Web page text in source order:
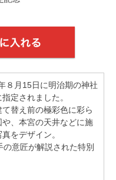
８月15日に明治期の神社
定されました。
替え前の極彩色に彩ら
、本宮の天井などに施
をデザイン。
意匠が解説された特別